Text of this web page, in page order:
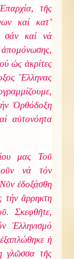
τῆς
καί κατ’
σάν καί νά
ἀπομόνωσης,
ὡς ἀκρίτες
Ἕλληνας
Ὀρθόδοξη
αὐτονόητα
μας Τοῦ
νά τόν
ἐδοξάσθη
τήν ἄρρηκτη
Σκεφθῆτε,
Ἑλληνισμό
ἡ
γλῶσσα τῆς